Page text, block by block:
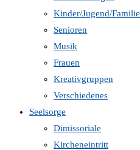
Kinder/Jugend/Familie
Senioren
Musik
Frauen
Kreativgruppen
Verschiedenes
Seelsorge
Dimissoriale
Kircheneintritt